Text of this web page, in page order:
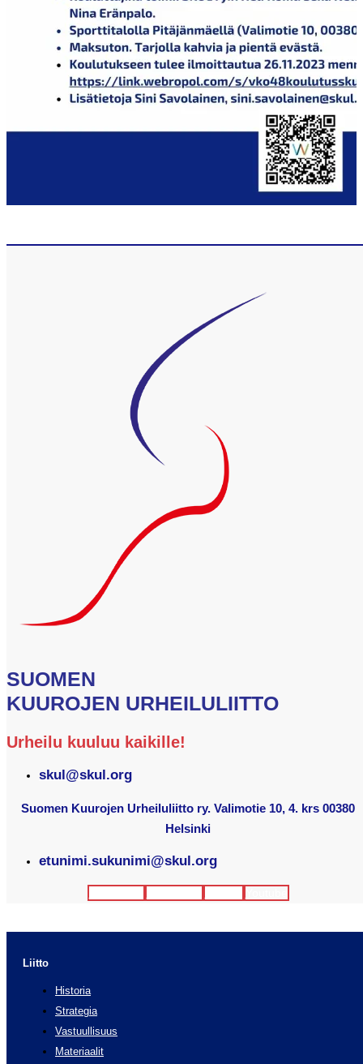
SUOMEN
KUUROJEN URHEILULIITTO
Urheilu kuuluu kaikille!
skul@skul.org
Suomen Kuurojen Urheiluliitto ry. Valimotie 10, 4. krs 00380
Helsinki
etunimi.sukunimi@skul.org
Liitto
Historia
Strategia
Vastuullisuus
Materiaalit